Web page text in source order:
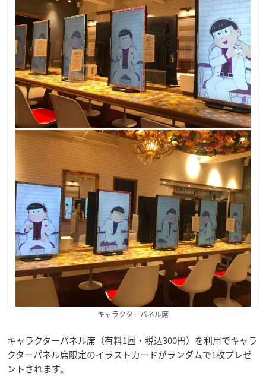
キャラクターパネル席
キャラクターパネル席（有料1回・税込300円）を利用でキャラ
クターパネル席限定のイラストカードがランダムで1枚プレゼ
ントされます。